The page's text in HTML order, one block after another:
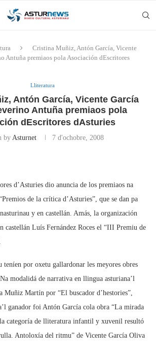
Cristina Muñiz, Antón García, Vicente
Antuña premiaos pola Asociación dEscritores
Lliteratura
Antón García, Vicente García
Antuña premiaos pola
dEscritores dAsturies
by Asturnet 7 d'ochobre, 2008
d’Asturies dio anuncia de los premiaos na
de la crítica d’Asturies”, que se dan pa
y en castellán. Amás, la organización
castellán Luís Fernández Roces el “III Premiu de
teníen por oxetu gallardonar les meyores obres
modalidá de narrativa en llingua asturiana’l
Muñiz Martín por “El buscador d’hestories”,
ganador foi Antón García cola obra “La mirada
categoría de lliteratura infantil y xuvenil resultó
Antoloxía del ritmu” de Vicente García Oliva